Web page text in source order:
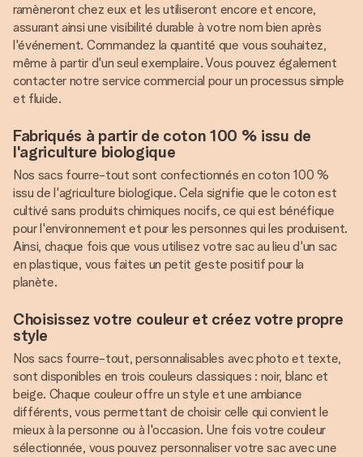
ramèneront chez eux et les utiliseront encore et encore,
assurant ainsi une visibilité durable à votre nom bien après
l'événement. Commandez la quantité que vous souhaitez,
même à partir d'un seul exemplaire. Vous pouvez également
contacter notre service commercial pour un processus simple
et fluide.
Fabriqués à partir de coton 100 % issu de
l'agriculture biologique
Nos sacs fourre-tout sont confectionnés en coton 100 %
issu de l'agriculture biologique. Cela signifie que le coton est
cultivé sans produits chimiques nocifs, ce qui est bénéfique
pour l'environnement et pour les personnes qui les produisent.
Ainsi, chaque fois que vous utilisez votre sac au lieu d'un sac
en plastique, vous faites un petit geste positif pour la
planète.
Choisissez votre couleur et créez votre propre
style
Nos sacs fourre-tout, personnalisables avec photo et texte,
sont disponibles en trois couleurs classiques : noir, blanc et
beige. Chaque couleur offre un style et une ambiance
différents, vous permettant de choisir celle qui convient le
mieux à la personne ou à l'occasion. Une fois votre couleur
sélectionnée, vous pouvez personnaliser votre sac avec une